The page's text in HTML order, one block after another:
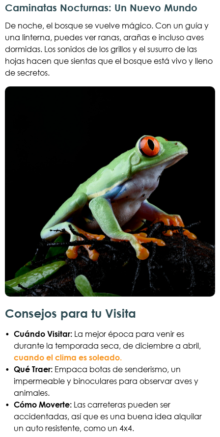
Caminatas Nocturnas: Un Nuevo Mundo
De noche, el bosque se vuelve mágico. Con un guía y
una linterna, puedes ver ranas, arañas e incluso aves
dormidas. Los sonidos de los grillos y el susurro de las
hojas hacen que sientas que el bosque está vivo y lleno
de secretos.
Consejos para tu Visita
• Cuándo Visitar: La mejor época para venir es
durante la temporada seca, de diciembre a abril,
cuando el clima es soleado.
• Qué Traer: Empaca botas de senderismo, un
impermeable y binoculares para observar aves y
animales.
• Cómo Moverte: Las carreteras pueden ser
accidentadas, así que es una buena idea alquilar
un auto resistente, como un 4x4.